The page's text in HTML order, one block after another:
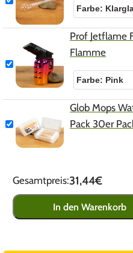
Prof Jetflame
Flamme
Glob Mops
Pack 30er
Gesamtpreis:31,44€
In den Warenkorb